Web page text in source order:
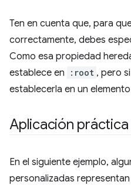
Ten en cuenta que, para
correctamente, debes
Como esa propiedad
establece en
:root , pero
establecerla en un
Aplicación práctica
En el siguiente ejemplo,
personalizadas